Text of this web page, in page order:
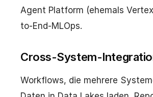
Agent Platform (ehemals
to-End-MLOps.
Cross-System-
Workflows, die mehrere